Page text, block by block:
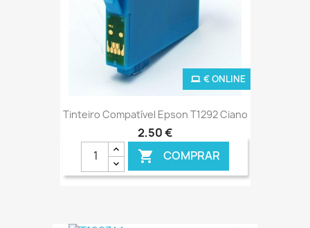
Tinteiro Compatível Epson T1292 Ciano
2,50 €
 COMPRAR
€ ONLINE